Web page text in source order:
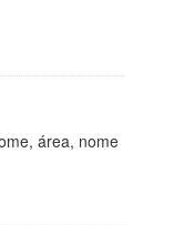
área, nome